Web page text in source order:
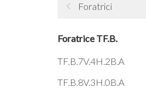
Foratrici
Foratrice TF.B.
TF.B.7V.4H.2B.A
TF.B.8V.3H.0B.A